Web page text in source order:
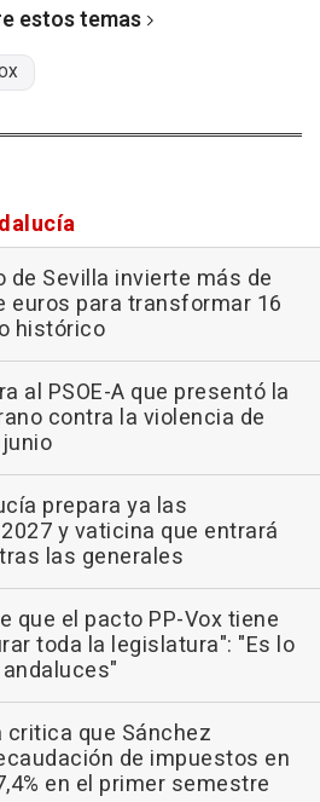
estos temas
de Sevilla invierte más de
euros para transformar 16
histórico
al PSOE-A que presentó la
contra la violencia de
prepara ya las
y vaticina que entrará
las generales
que el pacto PP-Vox tiene
toda la legislatura": "Es lo
critica que Sánchez
de impuestos en
en el primer semestre